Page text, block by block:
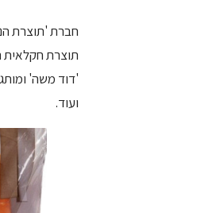
חברת 'תוצרת
תוצרת חקלאית
'דוד משה'
ועוד.